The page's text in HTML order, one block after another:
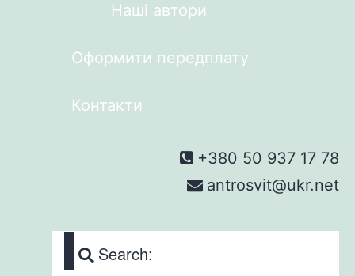
Наші автори
Оформити передплату
Контакти
+380 50 937 17 78
antrosvit@ukr.net
Search: